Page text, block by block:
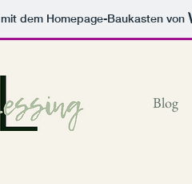
dem Homepage-Baukasten von
Blog